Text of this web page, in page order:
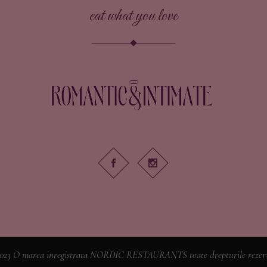
eat what you love
O marca inregistrata NORDIC RESTAURANTS toate drepturile